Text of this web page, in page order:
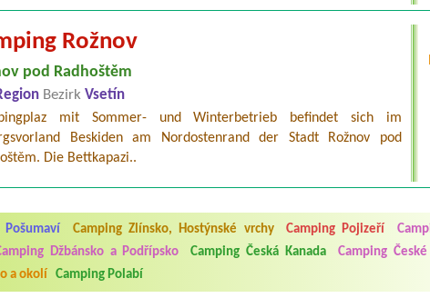
Rožnov
pod Radhoštěm
Bezirk Vsetín
mit Sommer- und Winterbetrieb befindet sich im
Beskiden am Nordostenrand der Stadt Rožnov pod
Die Bettkapazi..
Pošumaví Camping Zlínsko, Hostýnské vrchy Camping Pojizeří
Džbánsko a Podřípsko Camping Česká Kanada
Camping
a okolí Camping Polabí
Kemp jako takový je pěkný. V umývárně i na WC bylo vždy čisto,
u stanů a absolutní bezohlednost ostatních ubytovaných. Přes den jsem
hudba.Kemp pěkný, ale takový rámus jsme ještě nezažili...
začátku prázdnin. Přijeli jsme karavanem. Klid pohoda socialky nové krásné
za slušnou cenu na dosah, a spoustu možností na výlety. Veškerý